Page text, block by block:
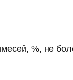
%, не